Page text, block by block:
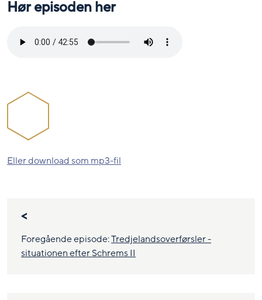
Hør episoden her
Eller download som mp3-fil
<
Foregående episode:Tredjelandsoverførsler -
situationen efter Schrems II